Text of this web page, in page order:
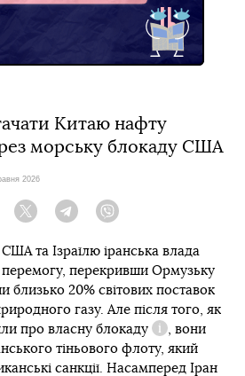
Китаю нафту
морську блокаду США
2026
Facebook Twitter Telegram
та Ізраїлю іранська влада
перекривши Ормузьку
близько 20% світових поставок
газу. Але після того, як
про власну блокаду
Довідка
, вони
тіньового флоту, який
санкції. Насамперед Іран